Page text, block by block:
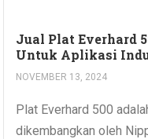
Jual Plat Everhard
Untuk Aplikasi
NOVEMBER 13, 2024
Plat Everhard 500
dikembangkan oleh